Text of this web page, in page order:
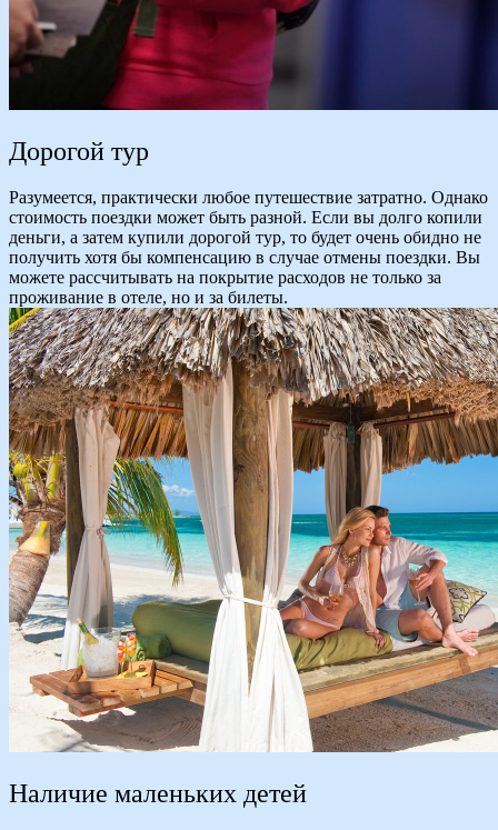
Дорогой тур
Разумеется, практически любое путешествие затратно. Однако
стоимость поездки может быть разной. Если вы долго копили
деньги, а затем купили дорогой тур, то будет очень обидно не
получить хотя бы компенсацию в случае отмены поездки. Вы
можете рассчитывать на покрытие расходов не только за
проживание в отеле, но и за билеты.
Наличие маленьких детей